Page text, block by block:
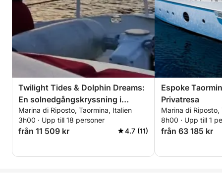
Twilight Tides & Dolphin Dreams:
En solnedgångskryssning i
Taormina Bay
Marina di Riposto, Taormina, Italien
3h00 · Upp till 18 personer
från 11 509 kr 4.7 (11)
Espoke
Privatresa
Marina di Riposto,
8h00 · Upp till 1
från 63 185 kr